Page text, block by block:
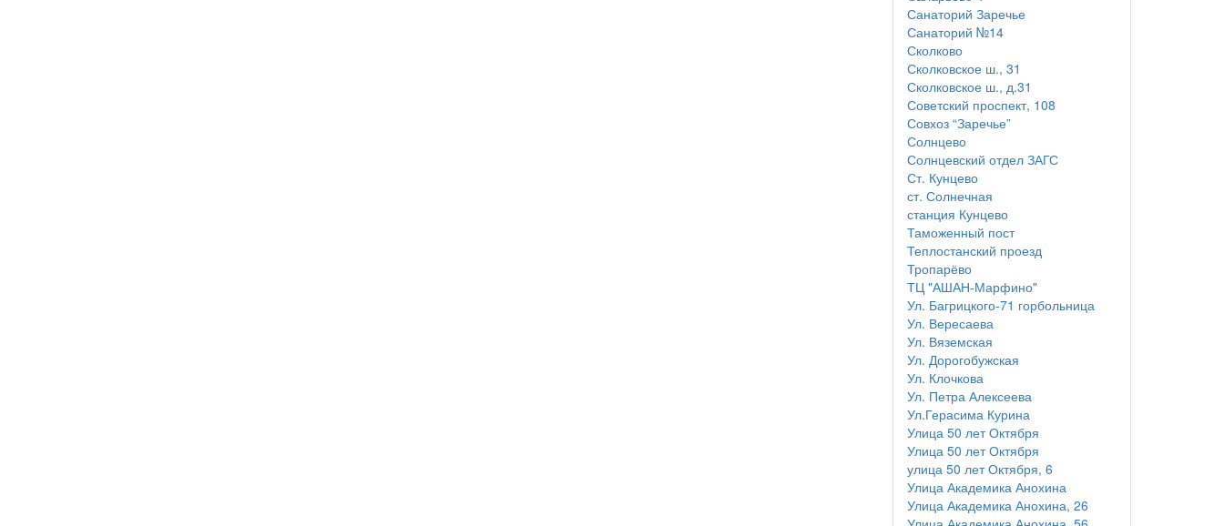
Санаторий Заречье
Санаторий №14
Сколково
Сколковское ш., 31
Сколковское ш., д.31
Советский проспект, 108
Совхоз “Заречье”
Солнцево
Солнцевский отдел ЗАГС
Ст. Кунцево
ст. Солнечная
станция Кунцево
Таможенный пост
Теплостанский проезд
Тропарёво
ТЦ "АШАН-Марфино"
Ул. Багрицкого-71 горбольница
Ул. Вересаева
Ул. Вяземская
Ул. Дорогобужская
Ул. Клочкова
Ул. Петра Алексеева
Ул.Герасима Курина
Улица 50 лет Октября
Улица 50 лет Октября
улица 50 лет Октября, 6
Улица Академика Анохина
Улица Академика Анохина, 26